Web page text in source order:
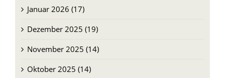
Januar 2026 (17)
Dezember 2025 (19)
November 2025 (14)
Oktober 2025 (14)